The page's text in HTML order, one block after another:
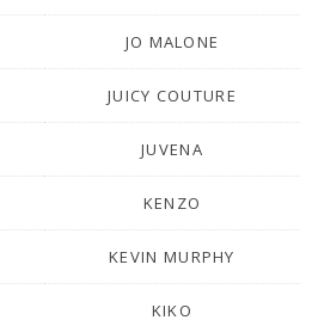
JO MALONE
JUICY COUTURE
JUVENA
KENZO
KEVIN MURPHY
KIKO